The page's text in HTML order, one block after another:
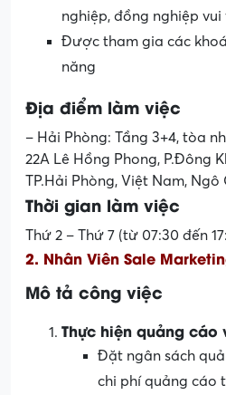
nghiệp, đồng nghiệp vui
Được tham gia các
năng
Địa điểm làm việc
– Hải Phòng: Tầng 3+4, tòa
22A Lê Hồng Phong, P.Đông
TP.Hải Phòng, Việt Nam, Ngô
Thời gian làm việc
Thứ 2 – Thứ 7 (từ 07:30 đến
2. Nhân Viên Sale
Mô tả công việc
Thực hiện quảng cáo
Đặt ngân sách
chi phí quảng cáo